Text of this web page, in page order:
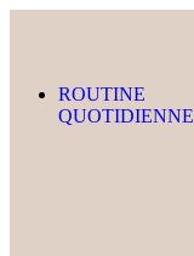
ROUTINE
QUOTIDIENNE